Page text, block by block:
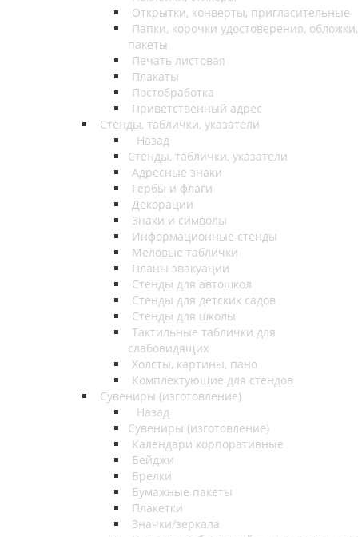
Открытки, конверты, пригласительные
Папки, корочки удостоверения, обложки,
пакеты
Печать листовая
Плакаты
Постобработка
Приветственный адрес
Стенды, таблички, указатели
Назад
Стенды, таблички, указатели
Адресные знаки
Гербы и флаги
Декорации
Знаки и символы
Информационные стенды
Меловые таблички
Планы эвакуации
Стенды для автошкол
Стенды для детских садов
Стенды для школы
Тактильные таблички для
слабовидящих
Холсты, картины, пано
Комплектующие для стендов
Сувениры (изготовление)
Назад
Сувениры (изготовление)
Календари корпоративные
Бейджи
Брелки
Бумажные пакеты
Плакетки
Значки/зеркала